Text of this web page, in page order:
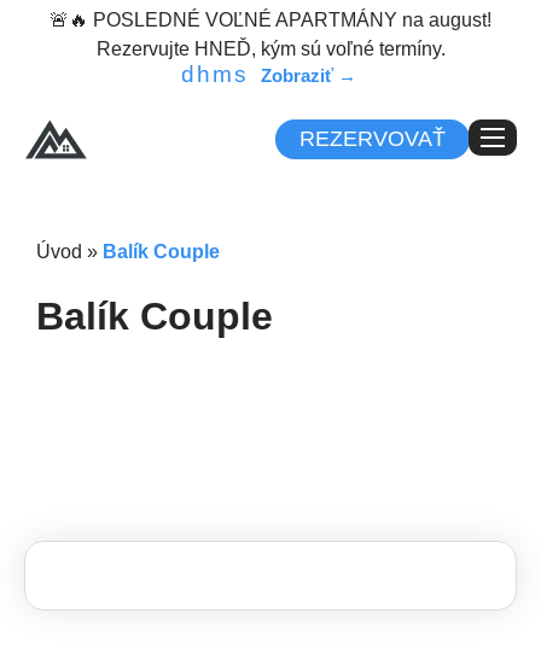
content🚨🔥 POSLEDNÉ VOĽNÉ APARTMÁNY na august!
Rezervujte HNEĎ, kým sú voľné termíny.
d hms
REZERVOVAŤ
Úvod » Balík Couple
Balík Couple